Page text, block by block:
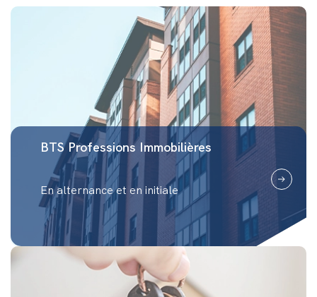
d’apprendre un métier, mais de forger son
esprit critique et sa créativité. Notre rôle est
de préparer des professionnels agiles, prêts à
relever les défis futurs avec expertise et
détermination.
BTS Professions Immobilières
En alternance et en initiale